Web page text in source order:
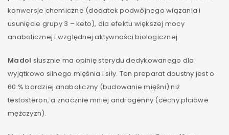
konwersje chemiczne (dodatek podwójnego wiązania i
usunięcie grupy 3 – keto), dla efektu większej mocy
anabolicznej i względnej aktywności biologicznej.
Madol słusznie ma opinię sterydu dedykowanego dla
wyjątkowo silnego mięśnia i siły. Ten preparat doustny jest o
60 % bardziej anaboliczny (budowanie mięśni) niż
testosteron, a znacznie mniej androgenny (cechy płciowe
mężczyzn).